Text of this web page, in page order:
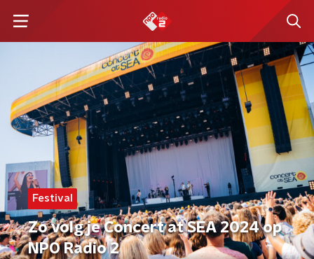
Festival
Zo volg je Concert at SEA 2024 op
NPO Radio 2